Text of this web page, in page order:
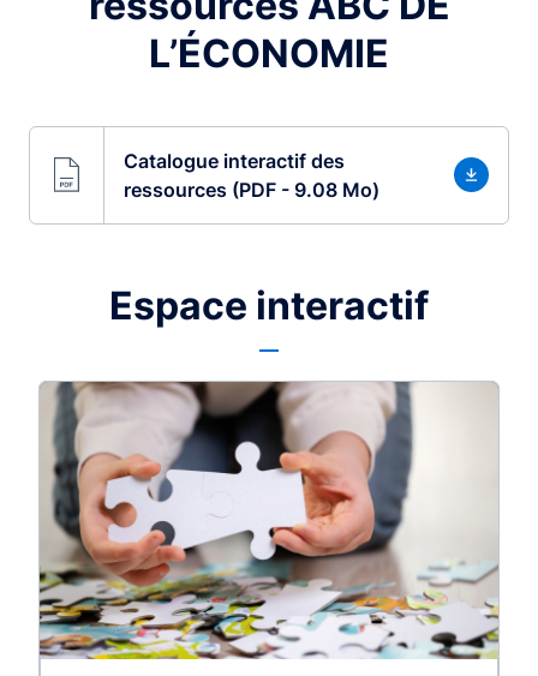
L’ÉCONOMIE
Catalogue interactif des
ressources (PDF - 9.08 Mo)
Espace interactif